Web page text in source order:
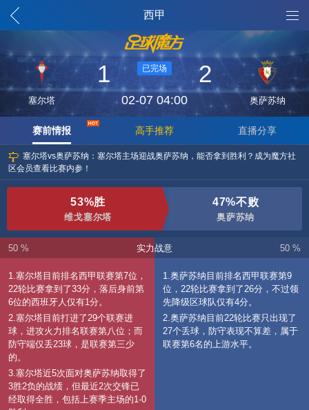
西甲
塞尔塔
1 已完场 2
02-07 04:00 奥萨苏纳
赛前情报 高手推荐 直播分享
塞尔塔vs奥萨苏纳：塞尔塔主场迎战奥萨苏纳，能否拿到胜利？成为魔方社
区会员查看比赛内参！
53%胜
维戈塞尔塔
47%不败
奥萨苏纳
实力战意
50 %
1.塞尔塔目前排名西甲联赛第7位，
22轮比赛拿到了33分，落后身前第
6位的西班牙人仅有1分。
2.塞尔塔目前打进了29个联赛进
球，进攻火力排名联赛第八位；而
防守端仅丢23球，是联赛第三少
的。
3.塞尔塔近5次面对奥萨苏纳取得了
3胜2负的战绩，但最近2次交锋已
经取得全胜，包括上赛季主场的1-0
50 %
1.奥萨苏纳目前排名西甲联赛第9
位，22轮比赛拿到了26分，不过领
先降级区球队仅有4分。
2.奥萨苏纳目前22轮比赛只出现了
27个丢球，防守表现不算差，属于
联赛第6名的上游水平。